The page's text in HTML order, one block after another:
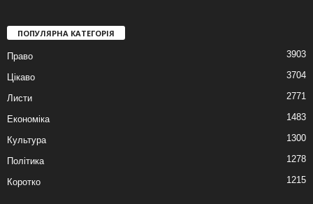
ПОПУЛЯРНА КАТЕГОРІЯ
Право 3903
Цікаво 3704
Листи 2771
Економіка 1483
Культура 1300
Політика 1278
Коротко 1215